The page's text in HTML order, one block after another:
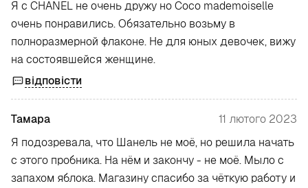
Я с CHANEL не очень дружу но Coco mademoiselle
очень понравились. Обязательно возьму в
полноразмерной флаконе. Не для юных девочек, вижу
на состоявшейся женщине.
відповісти
Тамара
11 лютого 2023
Я подозревала, что Шанель не моё, но решила начать
с этого пробника. На нём и закончу - не моё. Мыло с
запахом яблока. Магазину спасибо за чёткую работу и